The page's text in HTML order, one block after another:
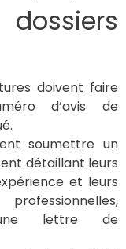
doivent faire
d’avis de
soumettre un
détaillant leurs
et leurs
lettre de